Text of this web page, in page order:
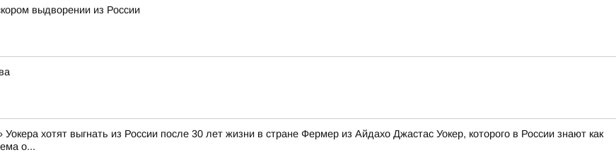
выдворении из России
хотят выгнать из России после 30 лет жизни в стране Фермер из Айдахо Джастас Уокер, которого в России знают как
о...